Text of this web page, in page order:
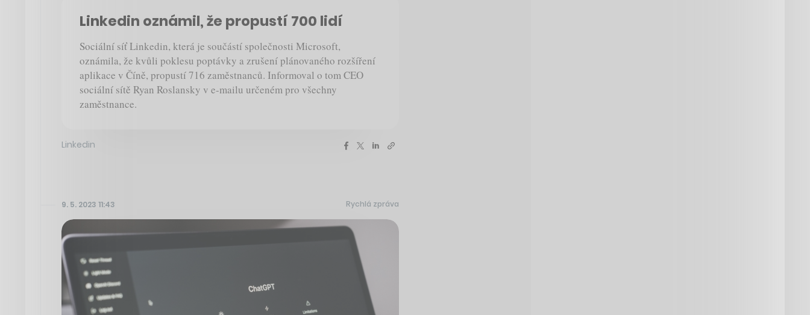
Linkedin oznámil, že propustí 700 lidí
Sociální síť Linkedin, která je součástí společnosti Microsoft,
oznámila, že kvůli poklesu poptávky a zrušení plánovaného rozšíření
aplikace v Číně, propustí 716 zaměstnanců. Informoval o tom CEO
sociální sítě Ryan Roslansky v e-mailu určeném pro všechny
zaměstnance.
Linkedin
9. 5. 2023 11:43 Rychlá zpráva